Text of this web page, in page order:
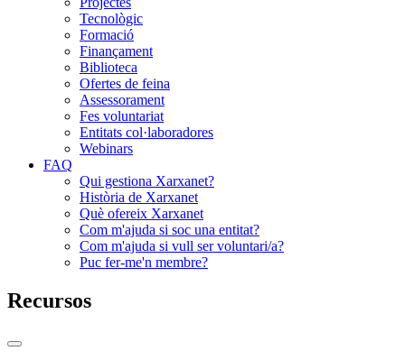
Tecnològic
Formació
Finançament
Biblioteca
Ofertes de feina
Assessorament
Fes voluntariat
Entitats col·laboradores
Webinars
FAQ
Qui gestiona Xarxanet?
Història de Xarxanet
Què ofereix Xarxanet
Com m'ajuda si soc una entitat?
Com m'ajuda si vull ser voluntari/a?
Puc fer-me'n membre?
Recursos
Commutador